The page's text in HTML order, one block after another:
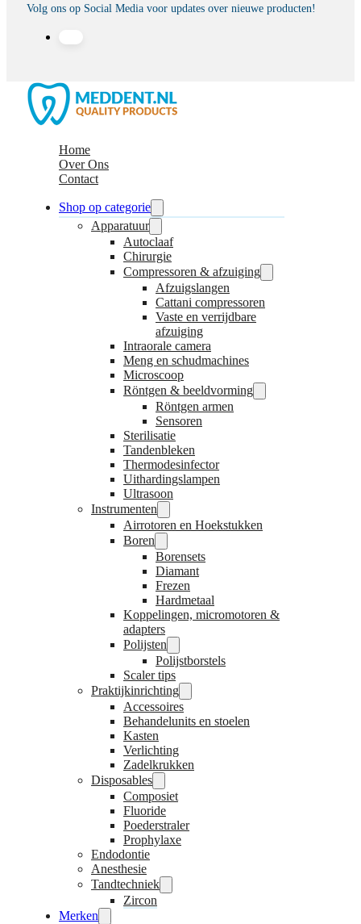
Volg ons op Social Media voor updates over nieuwe producten!
Home
Over Ons
Contact
Shop op categorie
Apparatuur
Autoclaaf
Chirurgie
Compressoren & afzuiging
Afzuigslangen
Cattani compressoren
Vaste en verrijdbare
afzuiging
Intraorale camera
Meng en schudmachines
Microscoop
Röntgen & beeldvorming
Röntgen armen
Sensoren
Sterilisatie
Tandenbleken
Thermodesinfector
Uithardingslampen
Ultrasoon
Instrumenten
Airrotoren en Hoekstukken
Boren
Borensets
Diamant
Frezen
Hardmetaal
Koppelingen, micromotoren &
adapters
Polijsten
Polijstborstels
Scaler tips
Praktijkinrichting
Accessoires
Behandelunits en stoelen
Kasten
Verlichting
Zadelkrukken
Disposables
Composiet
Fluoride
Poederstraler
Prophylaxe
Endodontie
Anesthesie
Tandtechniek
Zircon
Merken